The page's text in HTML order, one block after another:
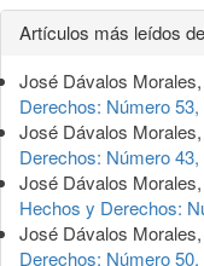
Detalles
del
artículo
Artículos más leídos
José Dávalos Morales,
Derechos: Número
José Dávalos Morales,
Derechos: Número
José Dávalos Morales,
Hechos y Derechos:
José Dávalos Morales,
Derechos: Número